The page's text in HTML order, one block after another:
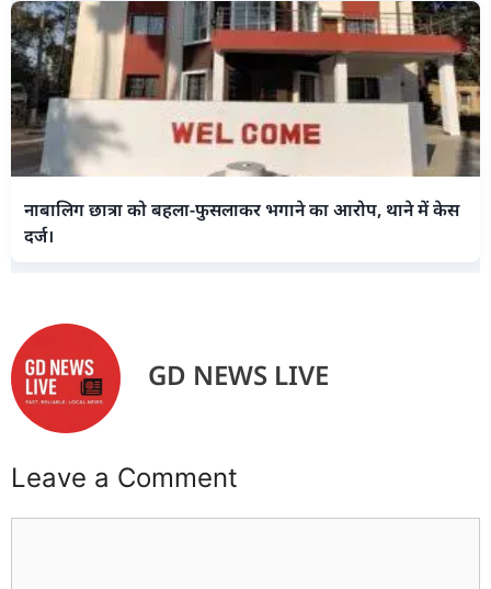
नाबालिग छात्रा को बहला-फुसलाकर भगाने का आरोप, थाने में केस
दर्ज।
GD NEWS LIVE
Leave a Comment